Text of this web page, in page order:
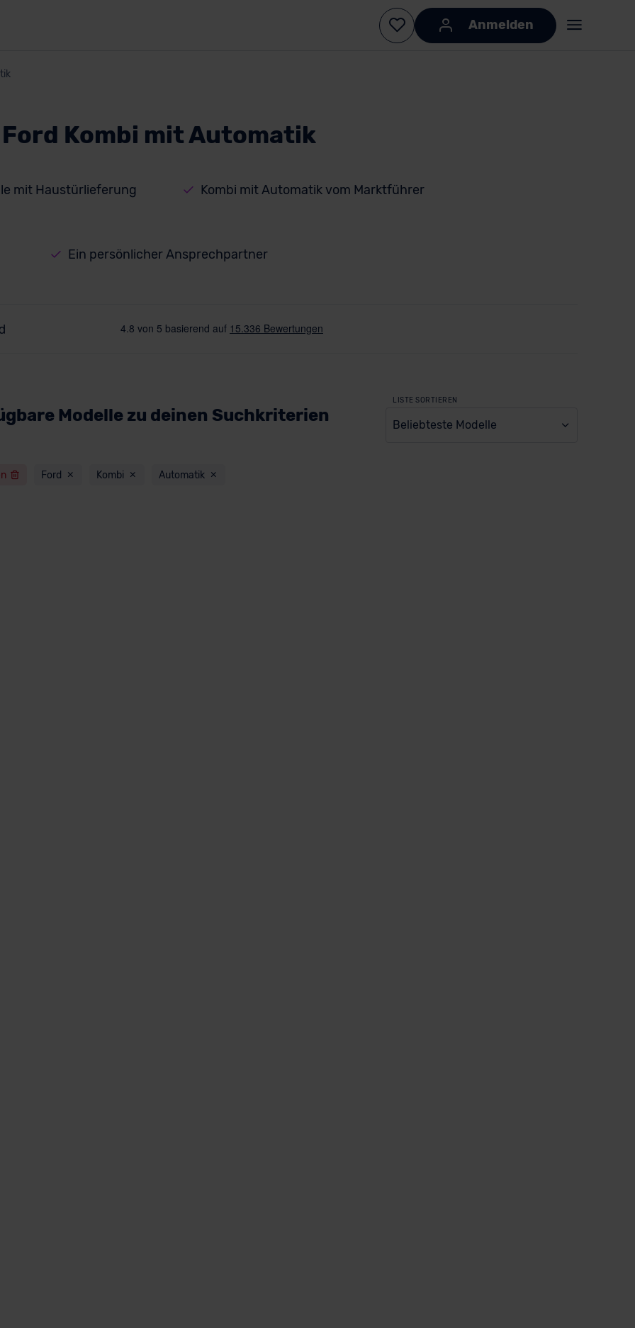
Anmelden
Ford Kombi mit Automatik
mit Haustürlieferung Kombi mit Automatik vom Marktführer
Ein persönlicher Ansprechpartner
Modelle zu deinen Suchkriterien
LISTE SORTIEREN
Beliebteste Modelle
Ford Kombi Automatik